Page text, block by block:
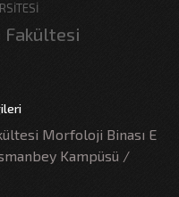
Fakültesi
Morfoloji Binası E
Kampüsü /